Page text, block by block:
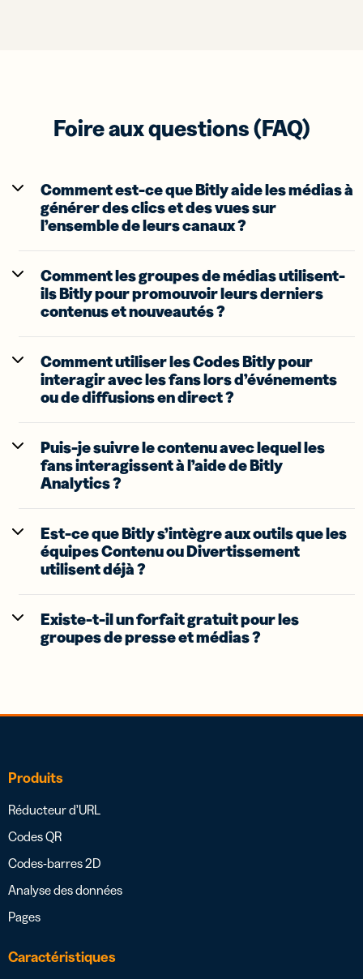
Foire aux questions (FAQ)
Comment est-ce que Bitly aide les médias à
générer des clics et des vues sur
l’ensemble de leurs canaux ?
Comment les groupes de médias utilisent-
ils Bitly pour promouvoir leurs derniers
contenus et nouveautés ?
Comment utiliser les Codes Bitly pour
interagir avec les fans lors d’événements
ou de diffusions en direct ?
Puis-je suivre le contenu avec lequel les
fans interagissent à l’aide de Bitly
Analytics ?
Est-ce que Bitly s’intègre aux outils que les
équipes Contenu ou Divertissement
utilisent déjà ?
Existe-t-il un forfait gratuit pour les
groupes de presse et médias ?
Produits
Réducteur d’URL
Codes QR
Codes-barres 2D
Analyse des données
Pages
Caractéristiques